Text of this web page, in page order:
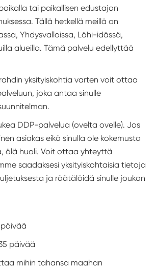
tai paikallisen edustajan
Tällä hetkellä meillä on
Yhdysvalloissa, Lähi-idässä,
alueilla. Tämä palvelu edellyttää
yksityiskohtia varten voit ottaa
joka antaa sinulle
DDP-palvelua (ovelta ovelle). Jos
asiakas eikä sinulla ole kokemusta
älä huoli. Voit ottaa yhteyttä
saadaksesi yksityiskohtaisia tietoja
ja räätälöidä sinulle joukon
päivää
mihin tahansa maahan